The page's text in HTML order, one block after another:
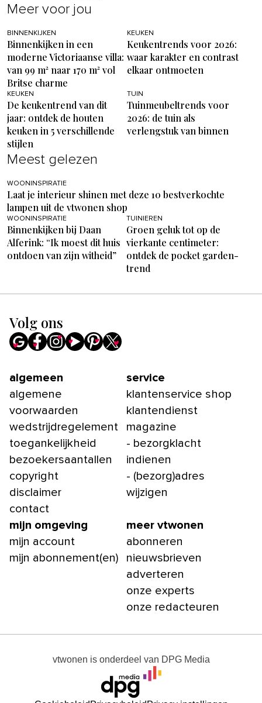
Meer voor jou
BINNENKIJKEN
Binnenkijken in een
moderne Victoriaanse villa:
van 99 m² naar 170 m² vol
Britse charme
KEUKEN
Keukentrends voor 2026:
waar karakter en contrast
elkaar ontmoeten
KEUKEN
De keukentrend van dit
jaar: ontdek de houten
keuken in 5 verschillende
stijlen
TUIN
Tuinmeubeltrends voor
2026: de tuin als
verlengstuk van binnen
Meest gelezen
WOONINSPIRATIE
Laat je interieur shinen met deze 10 bestverkochte
lampen uit de vtwonen shop
WOONINSPIRATIE
Binnenkijken bij Daan
Alferink: “Ik moest dit huis
ontdoen van zijn witheid”
TUINIEREN
Groen geluk tot op de
vierkante centimeter:
ontdek de pocket garden-
trend
Volg ons
algemeen
algemene
voorwaarden
wedstrijdregelement
toegankelijkheid
bezoekersaantallen
copyright
disclaimer
contact
service
klantenservice shop
klantendienst
magazine
- bezorgklacht
indienen
- (bezorg)adres
wijzigen
mijn omgeving
mijn account
mijn abonnement(en)
meer vtwonen
abonneren
nieuwsbrieven
adverteren
onze experts
onze redacteuren
vtwonen is onderdeel van DPG Media